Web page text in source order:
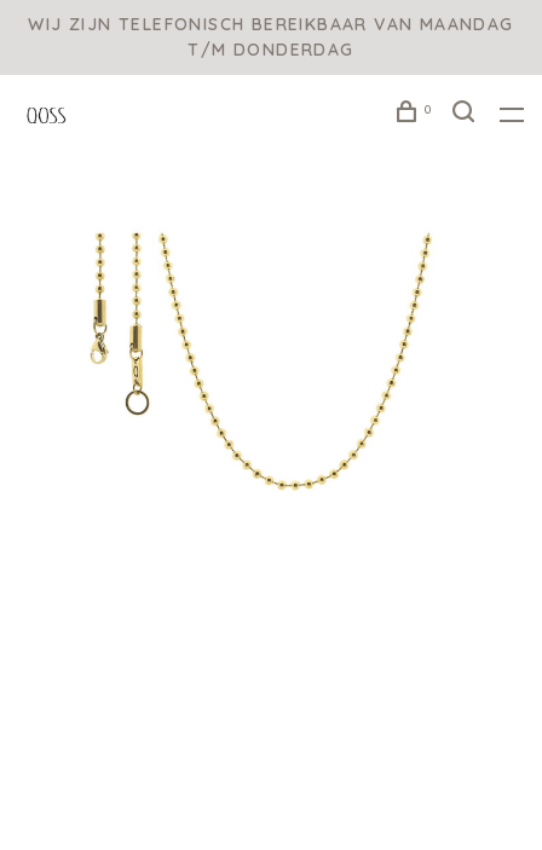
WIJ ZIJN TELEFONISCH BEREIKBAAR VAN MAANDAG
T/M DONDERDAG
0